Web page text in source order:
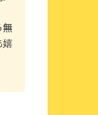
無
嬉